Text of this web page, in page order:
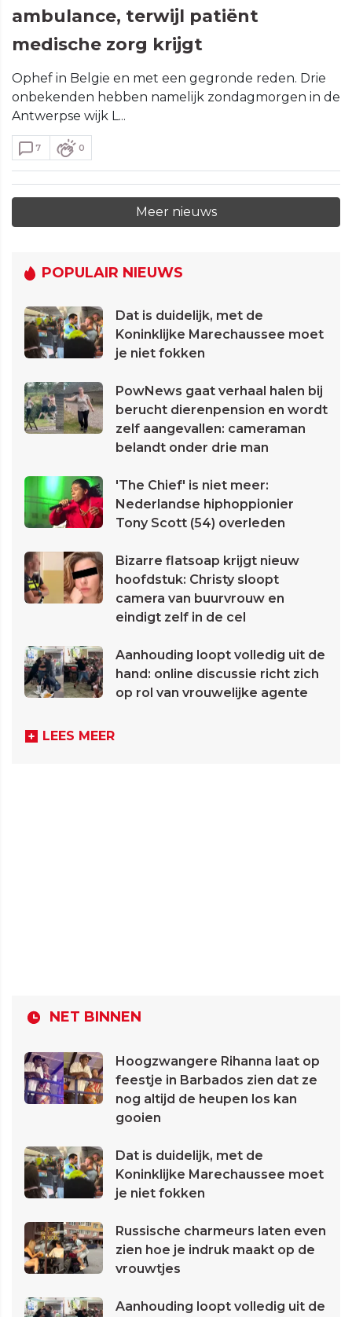
ambulance, terwijl patiënt
medische zorg krijgt
Ophef in Belgie en met een gegronde reden. Drie
onbekenden hebben namelijk zondagmorgen in de
Antwerpse wijk L...
7 0
Meer nieuws
POPULAIR NIEUWS
Dat is duidelijk, met de
Koninklijke Marechaussee moet
je niet fokken
PowNews gaat verhaal halen bij
berucht dierenpension en wordt
zelf aangevallen: cameraman
belandt onder drie man
'The Chief' is niet meer:
Nederlandse hiphoppionier
Tony Scott (54) overleden
Bizarre flatsoap krijgt nieuw
hoofdstuk: Christy sloopt
camera van buurvrouw en
eindigt zelf in de cel
Aanhouding loopt volledig uit de
hand: online discussie richt zich
op rol van vrouwelijke agente
LEES MEER
NET BINNEN
Hoogzwangere Rihanna laat op
feestje in Barbados zien dat ze
nog altijd de heupen los kan
gooien
Dat is duidelijk, met de
Koninklijke Marechaussee moet
je niet fokken
Russische charmeurs laten even
zien hoe je indruk maakt op de
vrouwtjes
Aanhouding loopt volledig uit de